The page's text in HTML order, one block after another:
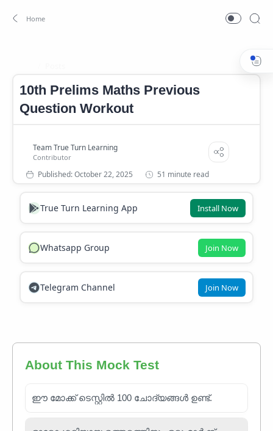
10th Prelims Maths Previous
Question Workout
51 minute read
True Turn Learning App Install Now
Whatsapp Group Join Now
Telegram Channel Join Now
About This Mock Test
ഈ മോക്ക് ടെസ്റ്റിൽ 100 ചോദ്യങ്ങൾ ഉണ്ട്.